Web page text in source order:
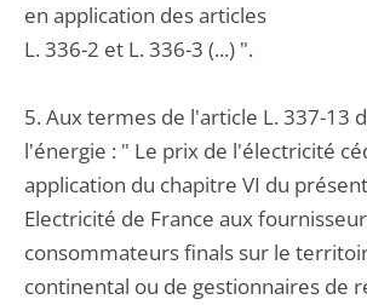
en application des articles
L. 336-2 et L. 336-3 (...) ".
5. Aux termes de l'article L. 337-13
l'énergie : " Le prix de l'électricité
application du chapitre VI du
Electricité de France aux
consommateurs finals sur le
continental ou de gestionnaires de